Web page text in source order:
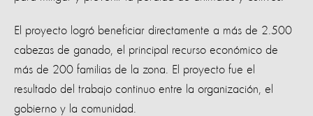
El proyecto logró beneficiar directamente a más de 2.500
cabezas de ganado, el principal recurso económico de
más de 200 familias de la zona. El proyecto fue el
resultado del trabajo continuo entre la organización, el
gobierno y la comunidad.